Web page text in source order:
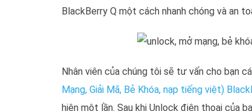
BlackBerry Q một cách nhanh chóng và an
Nhân viên của chúng tôi sẽ tư vấn cho bạn
Mạng, Giải Mã, Bẻ Khóa, nạp tiếng việt)
hiện một lần. Sau khi Unlock điện thoại của